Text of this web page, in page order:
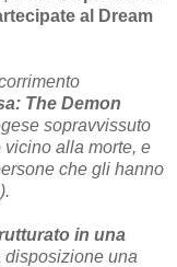
al Dream
The Demon
sopravvissuto
alla morte, e
che gli hanno
in una
disposizione una